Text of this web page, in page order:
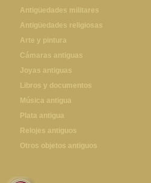
Máquinas de escribir antiguas
Calculadoras antiguas
Teléfonos y Telégrafos antiguos
Antigüedades militares
Espadas antiguas
Medallas y condecoraciones
Cascos militares
Otros artículos militares
Antigüedades religiosas
Antigüedades religiosas
Arte y pintura
Pintura antigua
Pintura contemporánea
Grabados antiguos y mapas
Cámaras antiguas
Cámaras antiguas
Joyas antiguas
Joyas antiguas
Libros y documentos
Libros antiguos
Fotografia antigua
Publicaciones antiguas
Música antigua
Gramófonos antiguos
Cajas de música antiguas
Radios antiguas
Plata antigua
Plata antigua
Relojes antiguos
Relojes sobremesa antiguos
Relojes de pie antiguos
Otros objetos antiguos